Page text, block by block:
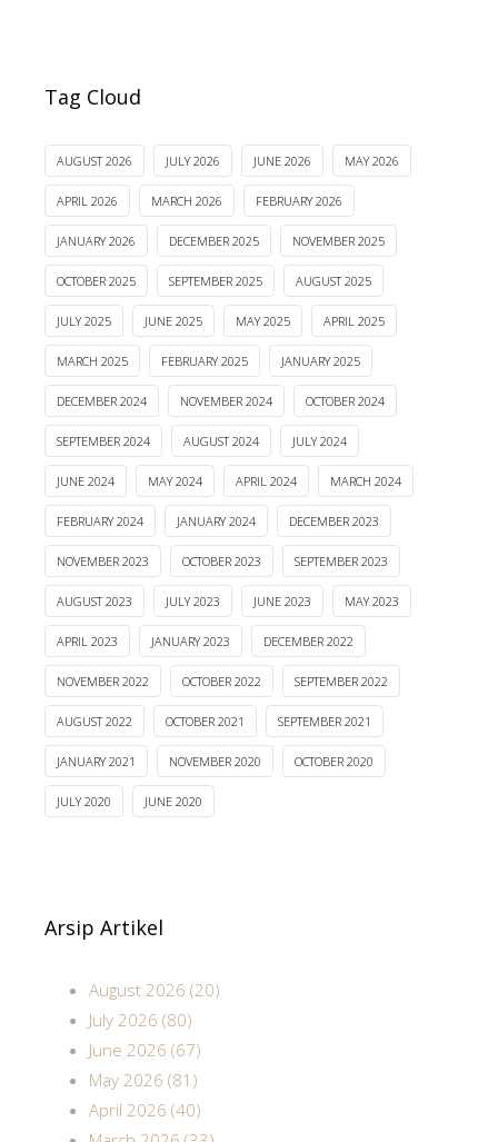
Tag Cloud
AUGUST 2026 JULY 2026 JUNE 2026 MAY 2026
APRIL 2026 MARCH 2026 FEBRUARY 2026
JANUARY 2026 DECEMBER 2025 NOVEMBER 2025
OCTOBER 2025 SEPTEMBER 2025 AUGUST 2025
JULY 2025 JUNE 2025 MAY 2025 APRIL 2025
MARCH 2025 FEBRUARY 2025 JANUARY 2025
DECEMBER 2024 NOVEMBER 2024 OCTOBER 2024
SEPTEMBER 2024 AUGUST 2024 JULY 2024
JUNE 2024 MAY 2024 APRIL 2024 MARCH 2024
FEBRUARY 2024 JANUARY 2024 DECEMBER 2023
NOVEMBER 2023 OCTOBER 2023 SEPTEMBER 2023
AUGUST 2023 JULY 2023 JUNE 2023 MAY 2023
APRIL 2023 JANUARY 2023 DECEMBER 2022
NOVEMBER 2022 OCTOBER 2022 SEPTEMBER 2022
AUGUST 2022 OCTOBER 2021 SEPTEMBER 2021
JANUARY 2021 NOVEMBER 2020 OCTOBER 2020
JULY 2020 JUNE 2020
Arsip Artikel
August 2026 (20)
July 2026 (80)
June 2026 (67)
May 2026 (81)
April 2026 (40)